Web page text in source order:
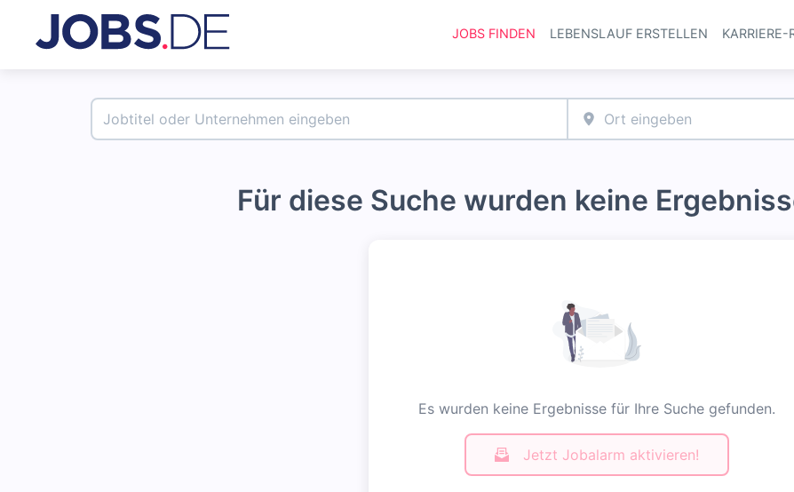
Haupt-
JOBS FINDEN LEBENSLAUF ERSTELLEN KARRIERE-
Für diese Suche wurden keine
Es wurden keine Ergebnisse für Ihre Suche gefunden.
Jetzt Jobalarm aktivieren!